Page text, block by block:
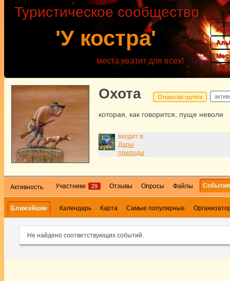
'У костра'
Туристическое сообщество
места хватит для всех!
Охота Открытая группа
которая, как говорится, пуще неволи
входит в:
Дары
природы
Активность Участники 29 Отзывы Опросы Файлы События
Ближайшие Календарь Карта Самые популярные
Не найдено соответствующих событий.